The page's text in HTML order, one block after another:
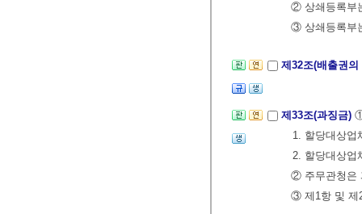
② 상쇄등록부
③ 상쇄등록부
제32조(배출권
제33조(과징금)
1. 할당대상업
2. 할당대상업
② 주무관청은
③ 제1항 및 제